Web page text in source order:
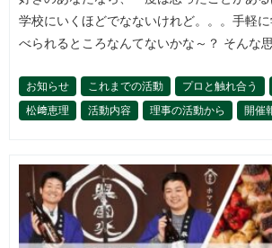
学校にいくほどでなないけれど。。。手軽
べられるところなんてないかな～？ そんな
お知らせ これまでの活動 プロと触れ合う
松﨑恵理
活動内容 理事の活動から 開催